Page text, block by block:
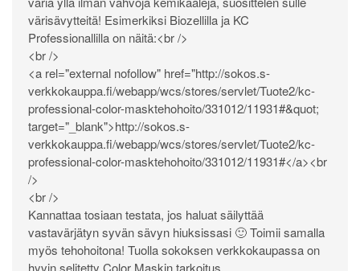
värisävytteitä! Esimerkiksi Biozellilla ja KC
Professionallilla on näitä:<br />
<br />
<a rel="external nofollow" href="http://sokos.s-
verkkokauppa.fi/webapp/wcs/stores/servlet/Tuote2/kc-
professional-color-masktehohoito/331012/11931#&quot;
target="_blank">http://sokos.s-
verkkokauppa.fi/webapp/wcs/stores/servlet/Tuote2/kc-
professional-color-masktehohoito/331012/11931#</a><br
/>
<br />
Kannattaa tosiaan testata, jos haluat säilyttää
vastavärjätyn syvän sävyn hiuksissasi 🙂 Toimii samalla
myös tehohoitona! Tuolla sokoksen verkkokaupassa on
hyvin selitetty Color Maskin tarkoitus.